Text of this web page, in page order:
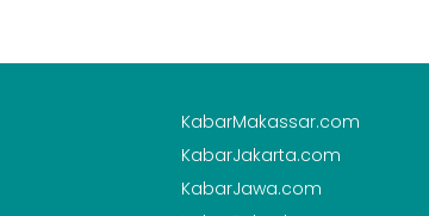
KabarMakassar.com
KabarJakarta.com
KabarJawa.com